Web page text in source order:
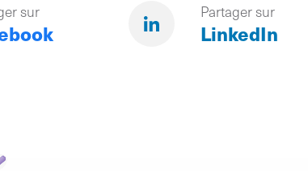
sur Partager sur
LinkedIn